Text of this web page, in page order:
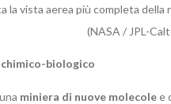
la vista aerea più completa
(NASA / JPL-
biologico
miniera di nuove molecolee